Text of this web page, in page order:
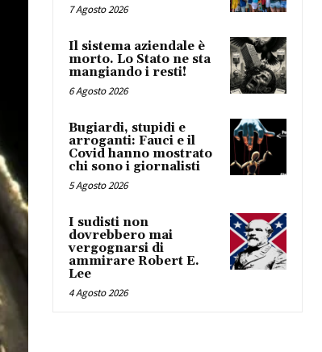
7 Agosto 2026
Il sistema aziendale è
morto. Lo Stato ne sta
mangiando i resti!
6 Agosto 2026
Bugiardi, stupidi e
arroganti: Fauci e il
Covid hanno mostrato
chi sono i giornalisti
5 Agosto 2026
I sudisti non
dovrebbero mai
vergognarsi di
ammirare Robert E.
Lee
4 Agosto 2026